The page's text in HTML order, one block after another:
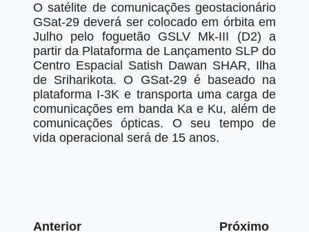
O satélite de comunicações geostacionário
GSat-29 deverá ser colocado em órbita em
Julho pelo foguetão GSLV Mk-III (D2) a
partir da Plataforma de Lançamento SLP do
Centro Espacial Satish Dawan SHAR, Ilha
de Sriharikota. O GSat-29 é baseado na
plataforma I-3K e transporta uma carga de
comunicações em banda Ka e Ku, além de
comunicações ópticas. O seu tempo de
vida operacional será de 15 anos.
Anterior Próximo